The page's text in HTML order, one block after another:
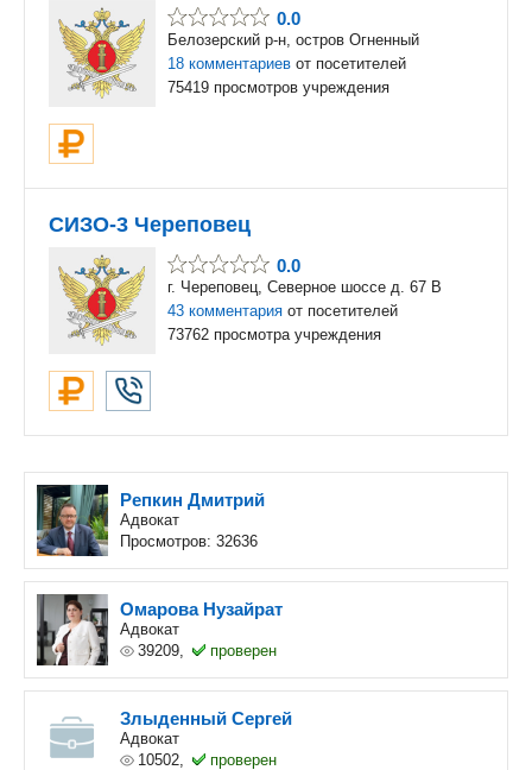
0.0
Белозерский р-н, остров Огненный
18 комментариев от посетителей
75419 просмотров учреждения
СИЗО-3 Череповец
0.0
г. Череповец, Северное шоссе д. 67 В
43 комментария от посетителей
73762 просмотра учреждения
Репкин Дмитрий
Адвокат
Просмотров: 32636
Омарова Нузайрат
Адвокат
39209,
проверен
Злыденный Сергей
Адвокат
10502,
проверен